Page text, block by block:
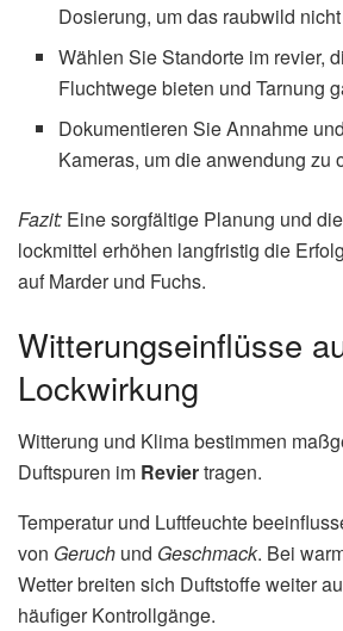
Dosierung, um das raubwild
Wählen Sie Standorte im revier,
Fluchtwege bieten und Tarnung
Dokumentieren Sie Annahme
Kameras, um die anwendung zu
Fazit: Eine sorgfältige Planung und
lockmittel erhöhen langfristig die
auf Marder und Fuchs.
Witterungseinflüsse
Lockwirkung
Witterung und Klima bestimmen
Duftspuren im Reviertragen.
Temperatur und Luftfeuchte
von Geruch und Geschmack. Bei
Wetter breiten sich Duftstoffe weiter
häufiger Kontrollgänge.